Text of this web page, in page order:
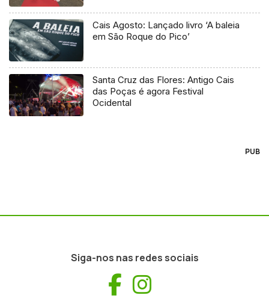
Cais Agosto: Lançado livro ‘A baleia
em São Roque do Pico’
Santa Cruz das Flores: Antigo Cais
das Poças é agora Festival
Ocidental
PUB
Siga-nos nas redes sociais
Facebook